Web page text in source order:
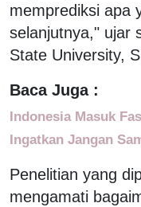
memprediksi apa
selanjutnya," ujar
State University,
Baca Juga :
Indonesia Masuk
Ingatkan Jangan
Penelitian yang
mengamati